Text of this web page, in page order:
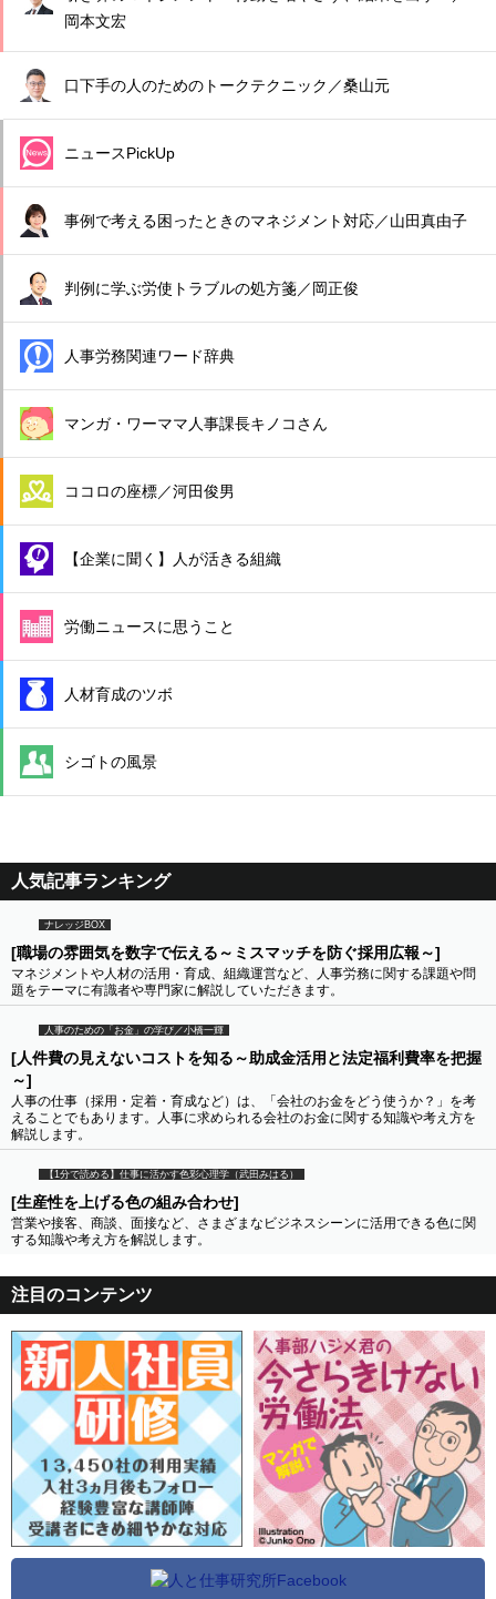
岡本文宏
口下手の人のためのトークテクニック／桑山元
ニュースPickUp
事例で考える困ったときのマネジメント対応／山田真由子
判例に学ぶ労使トラブルの処方箋／岡正俊
人事労務関連ワード辞典
マンガ・ワーママ人事課長キノコさん
ココロの座標／河田俊男
【企業に聞く】人が活きる組織
労働ニュースに思うこと
人材育成のツボ
シゴトの風景
人気記事ランキング
ナレッジBOX
[職場の雰囲気を数字で伝える～ミスマッチを防ぐ採用広報～]
マネジメントや人材の活用・育成、組織運営など、人事労務に関する課題や問
題をテーマに有識者や専門家に解説していただきます。
人事のための「お金」の学び／小橋一輝
[人件費の見えないコストを知る～助成金活用と法定福利費率を把握
～]
人事の仕事（採用・定着・育成など）は、「会社のお金をどう使うか？」を考
えることでもあります。人事に求められる会社のお金に関する知識や考え方を
解説します。
【1分で読める】仕事に活かす色彩心理学（武田みはる）
[生産性を上げる色の組み合わせ]
営業や接客、商談、面接など、さまざまなビジネスシーンに活用できる色に関
する知識や考え方を解説します。
注目のコンテンツ